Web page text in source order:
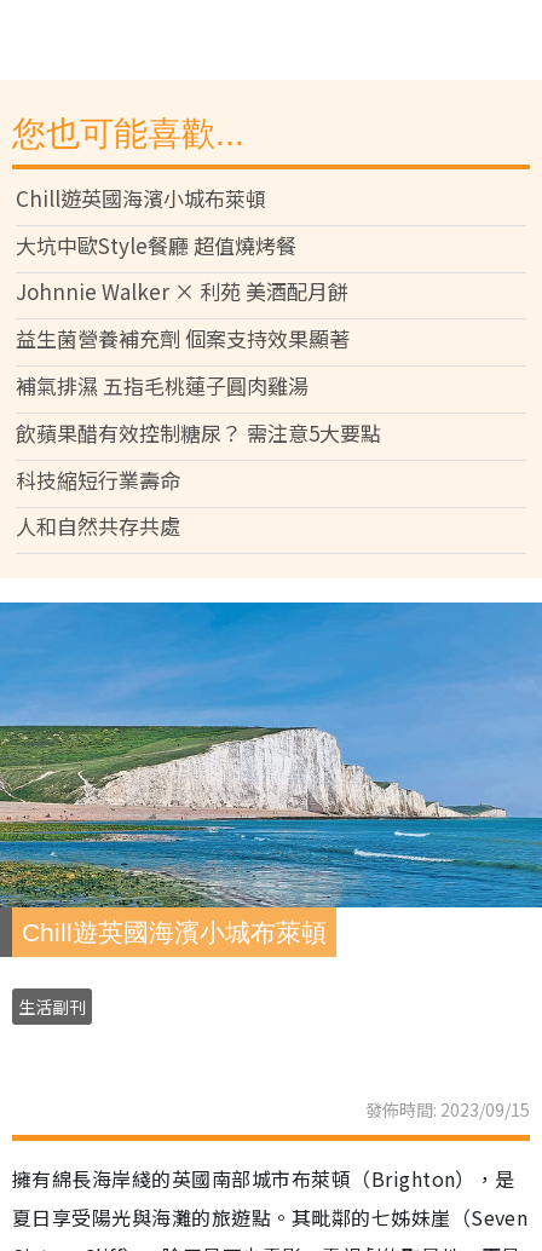
您也可能喜歡...
Chill遊英國海濱小城布萊頓
大坑中歐Style餐廳 超值燒烤餐
Johnnie Walker × 利苑 美酒配月餅
益生菌營養補充劑 個案支持效果顯著
補氣排濕 五指毛桃蓮子圓肉雞湯
飲蘋果醋有效控制糖尿？ 需注意5大要點
科技縮短行業壽命
人和自然共存共處
Chill遊英國海濱小城布萊頓
生活副刊
發佈時間: 2023/09/15
擁有綿長海岸綫的英國南部城市布萊頓（Brighton），是
夏日享受陽光與海灘的旅遊點。其毗鄰的七姊妹崖（Seven